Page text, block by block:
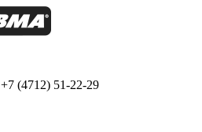
+7 (4712) 51-22-29